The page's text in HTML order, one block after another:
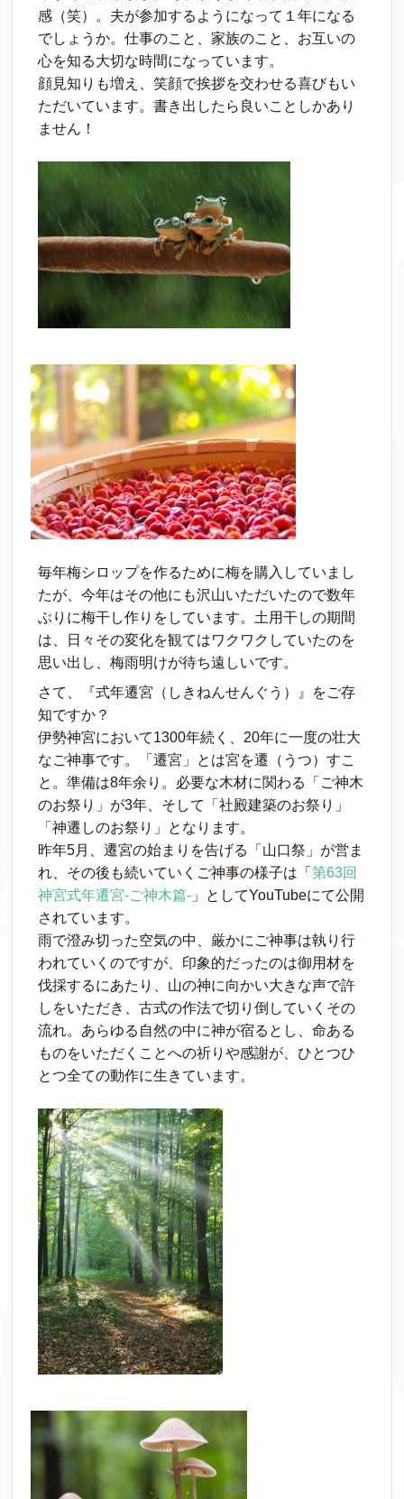
感（笑）。夫が参加するようになって１年になる
でしょうか。仕事のこと、家族のこと、お互いの
心を知る大切な時間になっています。
顔見知りも増え、笑顔で挨拶を交わせる喜びもい
ただいています。書き出したら良いことしかあり
ません！
毎年梅シロップを作るために梅を購入していまし
たが、今年はその他にも沢山いただいたので数年
ぶりに梅干し作りをしています。土用干しの期間
は、日々その変化を観てはワクワクしていたのを
思い出し、梅雨明けが待ち遠しいです。
さて、『式年遷宮（しきねんせんぐう）』をご存
知ですか？
伊勢神宮において1300年続く、20年に一度の壮大
なご神事です。「遷宮」とは宮を遷（うつ）すこ
と。準備は8年余り。必要な木材に関わる「ご神木
のお祭り」が3年、そして「社殿建築のお祭り」
「神遷しのお祭り」となります。
昨年5月、遷宮の始まりを告げる「山口祭」が営ま
れ、その後も続いていくご神事の様子は「第63回
神宮式年遷宮-ご神木篇- 」としてYouTubeにて公開
されています。
雨で澄み切った空気の中、厳かにご神事は執り行
われていくのですが、印象的だったのは御用材を
伐採するにあたり、山の神に向かい大きな声で許
しをいただき、古式の作法で切り倒していくその
流れ。あらゆる自然の中に神が宿るとし、命ある
ものをいただくことへの祈りや感謝が、ひとつひ
とつ全ての動作に生きています。